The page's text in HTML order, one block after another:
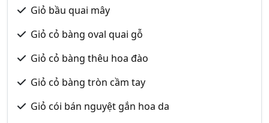
Giỏ bầu quai mây
Giỏ cỏ bàng oval quai gỗ
Giỏ cỏ bàng thêu hoa đào
Giỏ cỏ bàng tròn cầm tay
Giỏ cói bán nguyệt gắn hoa da